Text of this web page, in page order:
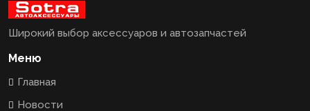
Широкий выбор аксессуаров и автозапчастей
Меню
Главная
Новости